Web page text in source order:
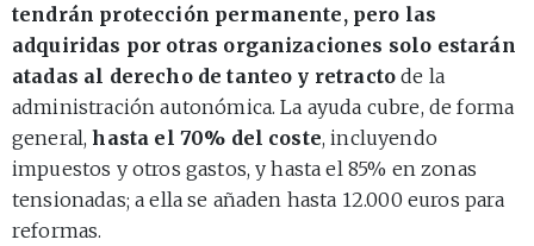
tendrán protección permanente, pero las
adquiridas por otras organizaciones solo estarán
atadas al derecho de tanteo y retracto de la
administración autonómica. La ayuda cubre, de forma
general,hasta el 70% del coste, incluyendo
impuestos y otros gastos, y hasta el 85% en zonas
tensionadas; a ella se añaden hasta 12.000 euros para
reformas.